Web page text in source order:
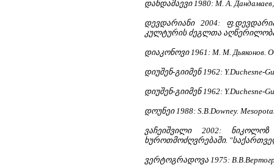
დანდამაევი 1980: М. А. Дандамаев,
დევდარიანი 2004:
კულტურის ძეგლთა
დიაკონოვი 1961: М. М. Дьяконов.
დიუშენ-გიიმენ 1962: Y.Duchesne-
დიუშენ-გიიმენ 1962: Y.Duchesne-
დოუნეი 1988: S.B.Downey.
ვაჩეიშვილი 2002:
ხუროთმოძღვრებაში.
ვერტოგრადოვა 1975: